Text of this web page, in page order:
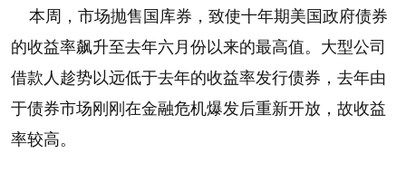
本周，市场抛售国库券，致使十年期美国政府债券
的收益率飙升至去年六月份以来的最高值。大型公司
借款人趁势以远低于去年的收益率发行债券，去年由
于债券市场刚刚在金融危机爆发后重新开放，故收益
率较高。